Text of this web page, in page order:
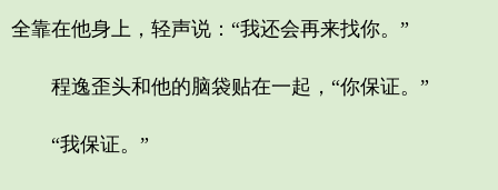
全靠在他身上，轻声说：“我还会再来找你。”
程逸歪头和他的脑袋贴在一起，“你保证。”
“我保证。”